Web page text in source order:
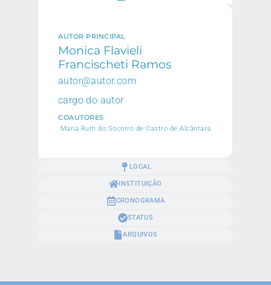
LOCAL
INSTITUIÇÃO
CRONOGRAMA
STATUS
ARQUIVOS
AUTOR PRINCIPAL
Monica Flavieli
Francischeti Ramos
autor@autor.com
cargo do autor
COAUTORES
Maria Ruth do Socorro de Castro de Alcântara